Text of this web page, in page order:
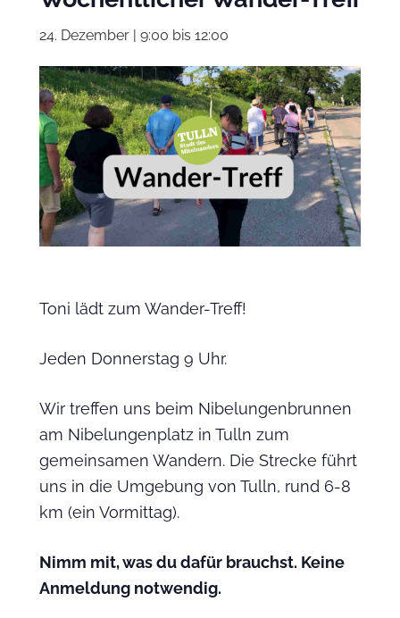
24. Dezember | 9:00 bis 12:00
Toni lädt zum Wander-Treff!
Jeden Donnerstag 9 Uhr.
Wir treffen uns beim Nibelungenbrunnen
am Nibelungenplatz in Tulln zum
gemeinsamen Wandern. Die Strecke führt
uns in die Umgebung von Tulln, rund 6-8
km (ein Vormittag).
Nimm mit, was du dafür brauchst. Keine
Anmeldung notwendig.